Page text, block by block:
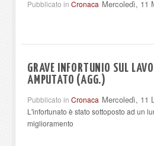
Pubblicato in Cronaca Mercoledì, 11
GRAVE INFORTUNIO SUL
AMPUTATO (AGG.)
Pubblicato in Cronaca Mercoledì, 11
L'infortunato è stato sottoposto ad un
miglioramento